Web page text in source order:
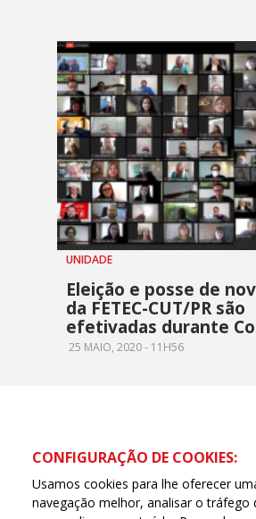
UNIDADE
Eleição e posse de
da FETEC-CUT/PR são
efetivadas durante
25 MAIO, 2020 - 11H56
CONFIGURAÇÃO DE COOKIES:
Usamos cookies para lhe oferecer
navegação melhor, analisar o tráfego